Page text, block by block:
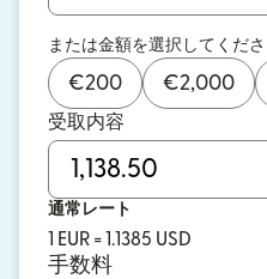
または金額を選択してくだ
€200 €2,000
受取内容
通常レート
1 EUR = 1.1385 USD
手数料